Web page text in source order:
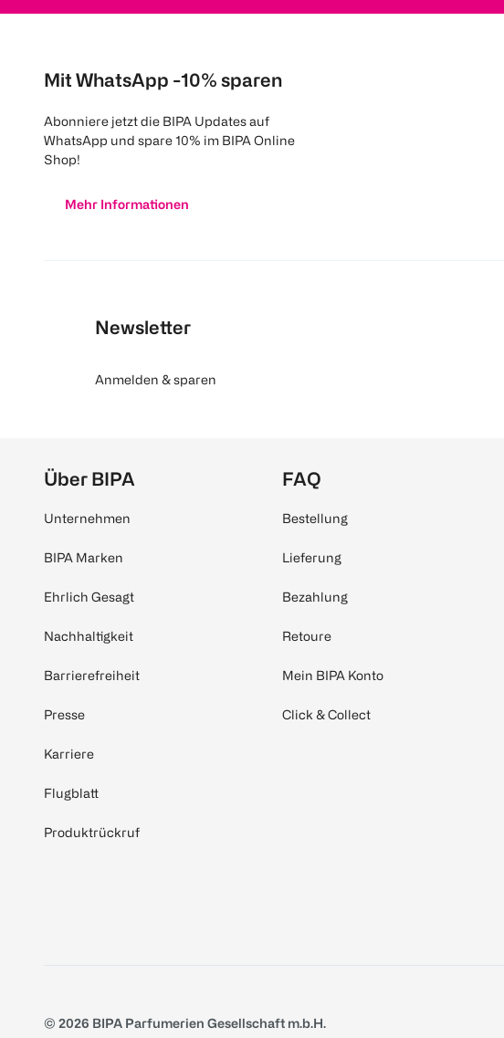
Mit WhatsApp -10% sparen
Abonniere jetzt die BIPA Updates auf
WhatsApp und spare 10% im BIPA Online
Shop!
Mehr Informationen
Newsletter
Anmelden & sparen
Über BIPA
Unternehmen
BIPA Marken
Ehrlich Gesagt
Nachhaltigkeit
Barrierefreiheit
Presse
Karriere
Flugblatt
Produktrückruf
FAQ
Bestellung
Lieferung
Bezahlung
Retoure
Mein BIPA Konto
Click & Collect
© 2026 BIPA Parfumerien Gesellschaft m.b.H.